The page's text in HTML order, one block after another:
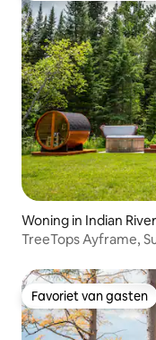
Woning in Indian River
TreeTops Ayframe,
Favoriet van gasten
Favoriet van gasten